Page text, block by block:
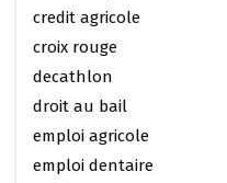
credit agricole
croix rouge
decathlon
droit au bail
emploi agricole
emploi dentaire